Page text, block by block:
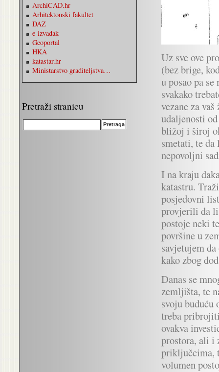
Uz sve ove
(bez brige,
u posao pa
svakako
vezane za
udaljenosti
bližoj i široj
smetati, te
nepovoljni
I na kraju
katastru.
posjedovni
provjerili da li
postoje neki
površine u
savjetujem
kako zbog
Danas se
zemljišta, te
svoju buduću
treba
ovakva
prostora, ali i
priključcima,
volumen
ArchiCAD.hr
Arhitektonski fakultet
DAZ
e-izvadak
Geoportal
HKA
katastar.hr
Ministarstvo graditeljstva…
Pretraži stranicu